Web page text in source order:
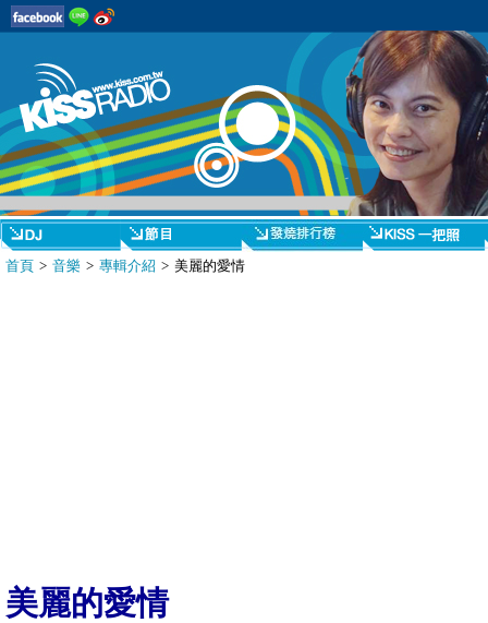
首頁 > 音樂 > 專輯介紹 > 美麗的愛情
美麗的愛情